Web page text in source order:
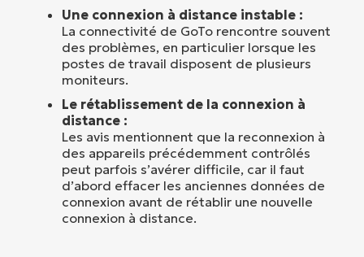
Une connexion à distance instable :
La connectivité de GoTo rencontre souvent
des problèmes, en particulier lorsque les
postes de travail disposent de plusieurs
moniteurs.
Le rétablissement de la connexion à
distance :
Les avis mentionnent que la reconnexion à
des appareils précédemment contrôlés
peut parfois s’avérer difficile, car il faut
d’abord effacer les anciennes données de
connexion avant de rétablir une nouvelle
connexion à distance.